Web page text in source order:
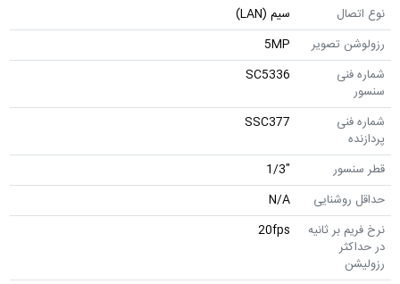
نوع اتصال
سیم (LAN)
رزولوشن تصویر
5MP
شماره فنی
سنسور
SC5336
شماره فنی
پردازنده
SSC377
قطر سنسور
"1/3
حداقل روشنایی
N/A
نرخ فریم بر ثانیه
در حداکثر
رزولیشن
20fps